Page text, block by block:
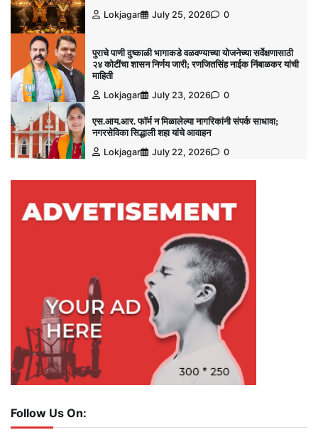
Lokjagar
July 25, 2026 0
पुराचे पाणी दुष्काळी भागाकडे वळवण्याच्या योजनेच्या सर्वेक्षणासाठी
२४ कोटींचा शासन निर्णय जारी; रणजितसिंह नाईक निंबाळकर यांची
माहिती
Lokjagar
July 23, 2026 0
एस.आय.आर. फॉर्म न मिळालेल्या नागरिकांनी संपर्क साधावा;
नगरसेविका सिद्धाली शहा यांचे आवाहन
Lokjagar
July 22, 2026 0
Follow Us On: